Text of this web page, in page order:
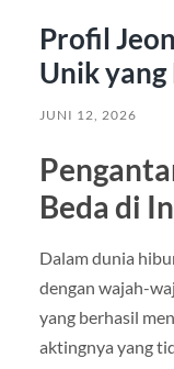
Profil
Unik
JUNI 12, 2026
Beda di
Dalam dunia
dengan wajah-
yang berhasil
aktingnya yang